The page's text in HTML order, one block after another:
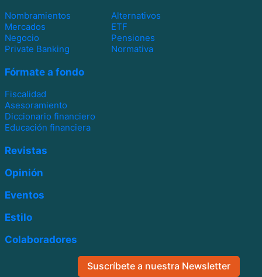
Nombramientos
Alternativos
Mercados
ETF
Negocio
Pensiones
Private Banking
Normativa
Fórmate a fondo
Fiscalidad
Asesoramiento
Diccionario financiero
Educación financiera
Revistas
Opinión
Eventos
Estilo
Colaboradores
Suscríbete a nuestra Newsletter